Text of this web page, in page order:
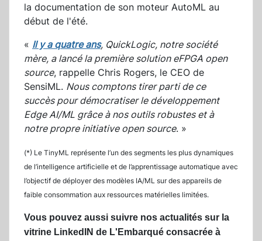
la documentation de son moteur AutoML au
début de l'été.
« Il y a quatre ans, QuickLogic, notre société
mère, a lancé la première solution eFPGA open
source, rappelle Chris Rogers, le CEO de
SensiML. Nous comptons tirer parti de ce
succès pour démocratiser le développement
Edge AI/ML grâce à nos outils robustes et à
notre propre initiative open source. »
(*) Le TinyML représente l’un des segments les plus dynamiques
de l’intelligence artificielle et de l’apprentissage automatique avec
l’objectif de déployer des modèles IA/ML sur des appareils de
faible consommation aux ressources matérielles limitées.
Vous pouvez aussi suivre nos actualités sur la
vitrine LinkedIN de L'Embarqué consacrée à